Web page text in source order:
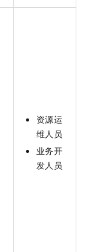
资源运
维人员
业务开
发人员